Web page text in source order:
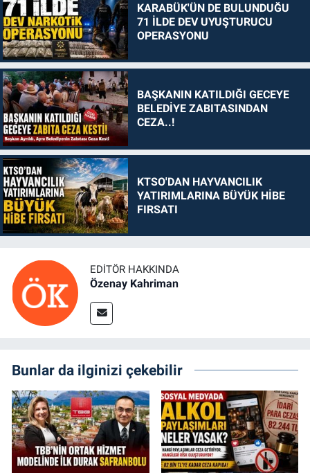
KARABÜK'ÜN DE BULUNDUĞU
71 İLDE DEV UYUŞTURUCU
OPERASYONU
BAŞKANIN KATILDIĞI GECEYE
BELEDİYE ZABITASINDAN
CEZA..!
KTSO'DAN HAYVANCILIK
YATIRIMLARINA BÜYÜK HİBE
FIRSATI
EDITÖR HAKKINDA
Özenay Kahriman
Bunlar da ilginizi çekebilir